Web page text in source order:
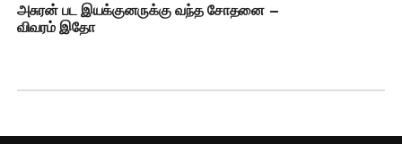
அசுரன் பட இயக்குனருக்கு வந்த சோதனை –
விவரம் இதோ